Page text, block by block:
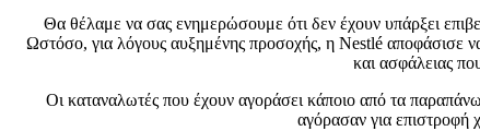
Θα θέλαμε να σας ενημερώσουμε ότι δεν έχουν υπάρξει
Ωστόσο, για λόγους αυξημένης προσοχής, η Nestlé αποφάσισε
και ασφάλειας
Οι καταναλωτές που έχουν αγοράσει κάποιο από τα
αγόρασαν για επιστροφή